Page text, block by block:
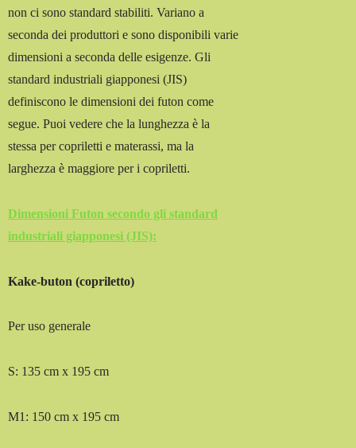
non ci sono standard stabiliti. Variano a
seconda dei produttori e sono disponibili varie
dimensioni a seconda delle esigenze. Gli
standard industriali giapponesi (JIS)
definiscono le dimensioni dei futon come
segue. Puoi vedere che la lunghezza è la
stessa per copriletti e materassi, ma la
larghezza è maggiore per i copriletti.
Dimensioni Futon secondo gli standard
industriali giapponesi (JIS):
Kake-buton (copriletto)
Per uso generale
S: 135 cm x 195 cm
M1: 150 cm x 195 cm